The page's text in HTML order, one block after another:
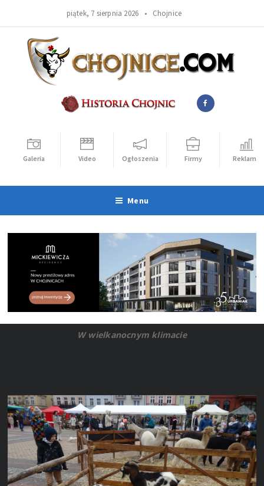
piątek, 7 sierpnia 2026 • Chojnice
Galeria Video Ogłoszenia Firmy Reklama
Menu
W wielkanocnym klimacie